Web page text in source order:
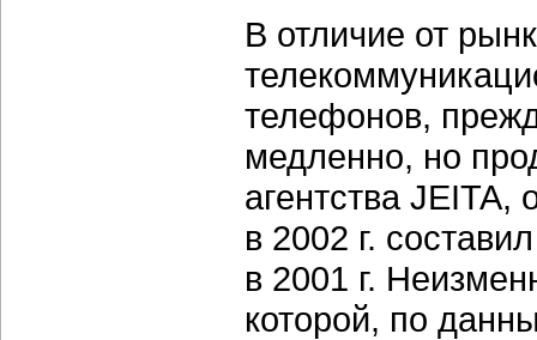
В отличие от
телефонов,
медленно, но
агентства
в 2002 г.
в 2001 г.
которой, по